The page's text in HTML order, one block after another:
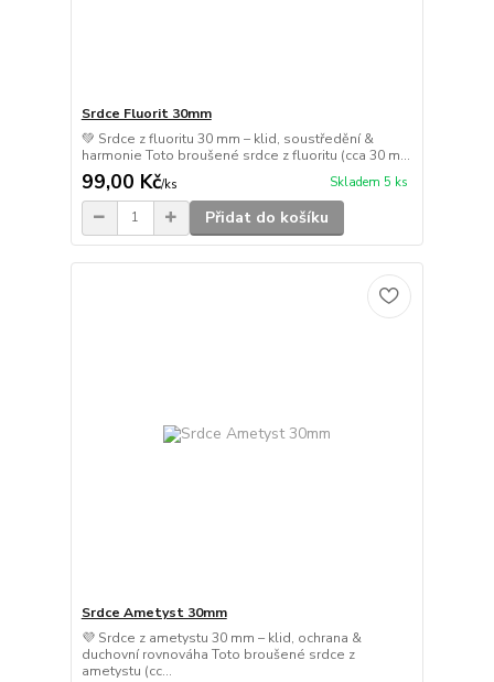
Srdce Fluorit 30mm
💚 Srdce z fluoritu 30 mm – klid, soustředění &
harmonie Toto broušené srdce z fluoritu (cca 30 m...
99,00 Kč/ks Skladem 5 ks
Přidat do košíku
Srdce Ametyst 30mm
💜 Srdce z ametystu 30 mm – klid, ochrana &
duchovní rovnováha Toto broušené srdce z
ametystu (cc...